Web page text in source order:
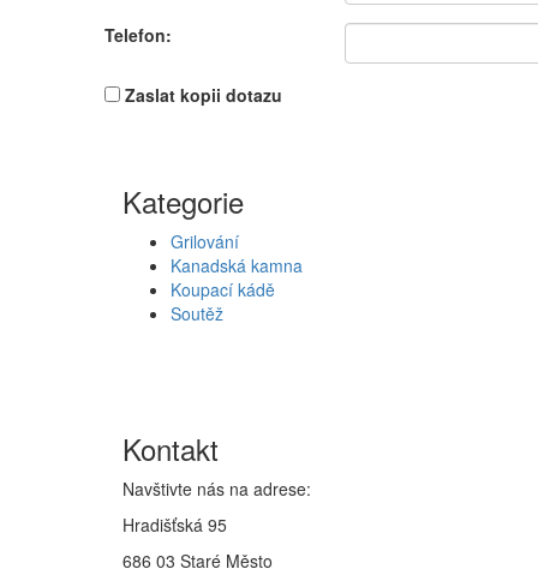
Telefon:
Zaslat kopii dotazu
Kategorie
Grilování
Kanadská kamna
Koupací kádě
Soutěž
Kontakt
Navštivte nás na adrese:
Hradišťská 95
686 03 Staré Město